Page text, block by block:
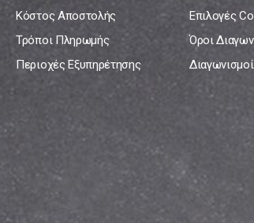
Κόστος Αποστολής
Τρόποι Πληρωμής
Περιοχές Εξυπηρέτησης
Επιλογές
Όροι
Διαγωνισμοί